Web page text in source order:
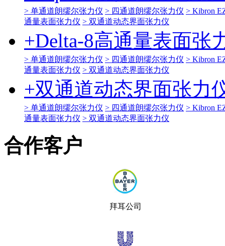
> 单通道朗缪尔张力仪 > 四通道朗缪尔张力仪 > Kibron
通量表面张力仪 > 双通道动态界面张力仪
+Delta-8高通量表面张
> 单通道朗缪尔张力仪 > 四通道朗缪尔张力仪 > Kibron
通量表面张力仪 > 双通道动态界面张力仪
+双通道动态界面张力
> 单通道朗缪尔张力仪 > 四通道朗缪尔张力仪 > Kibron
通量表面张力仪 > 双通道动态界面张力仪
合作客户
拜耳公司